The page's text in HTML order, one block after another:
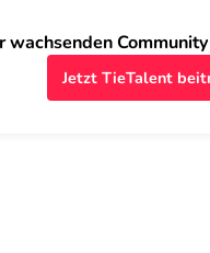
wachsenden
Jetzt TieTalent